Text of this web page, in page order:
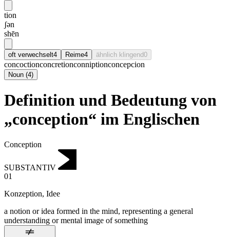
tion
ʃən
shēn
oft verwechselt4 Reime4 ähnlich klingend0
concoctionconcretionconniptionconcepcion
Noun (4)
Definition und Bedeutung von
„conception“ im Englischen
Conception
SUBSTANTIV
01
Konzeption, Idee
a notion or idea formed in the mind, representing a general
understanding or mental image of something